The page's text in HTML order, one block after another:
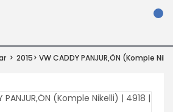
2015> VW CADDY PANJUR,ÖN (Komple